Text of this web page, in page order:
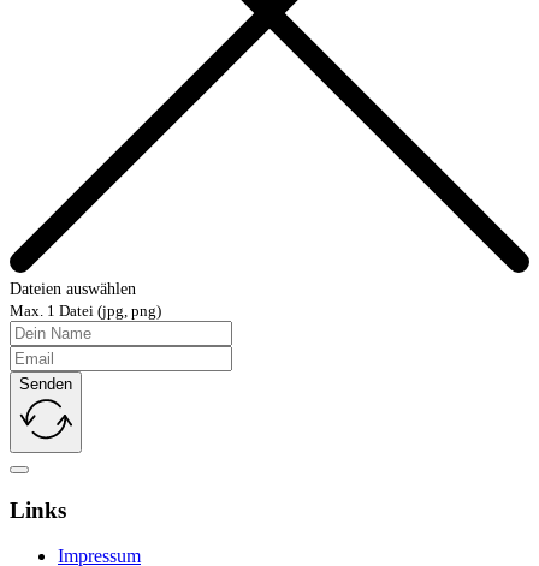
Dateien auswählen
Max. 1 Datei (jpg, png)
Senden
Links
Impressum